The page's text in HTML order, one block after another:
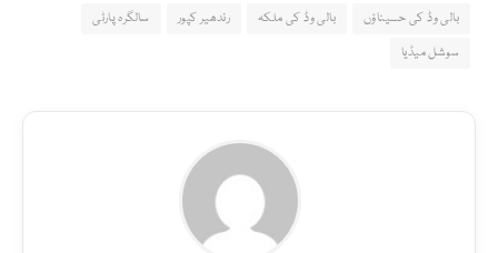
بالی وڈ کی حسیناؤں بالی وڈ کی ملکہ رندھیر کپور
سالگرہ پارٹی
سوشل میڈیا